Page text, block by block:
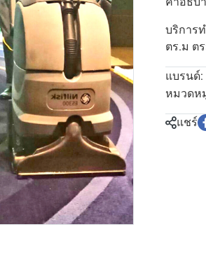
บริการ
ตร.ม ต
แบรนด์:
หมวดห
แชร์